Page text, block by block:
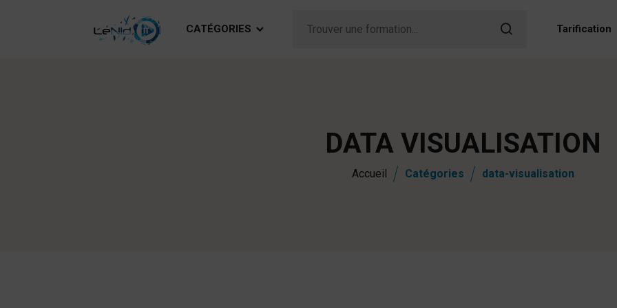
CATÉGORIES Tarification
DATA VISUALISATION
Accueil Catégories data-visualisation